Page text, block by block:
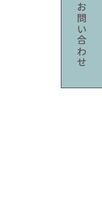
お問い合わせ